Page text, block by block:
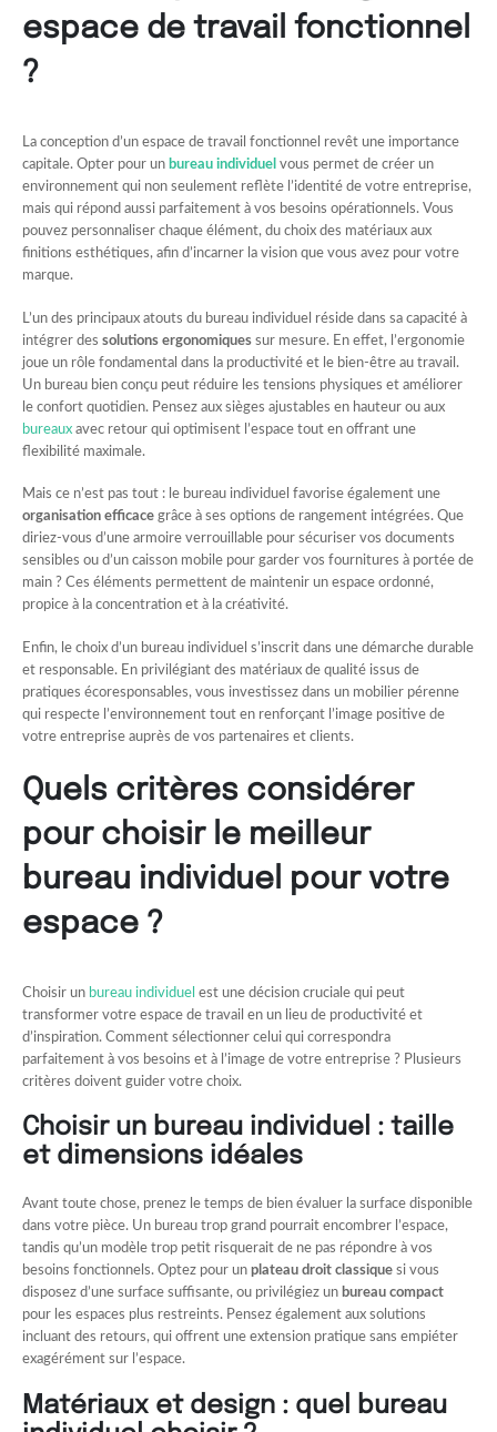
espace de travail fonctionnel
?
La conception d’un espace de travail fonctionnel revêt une importance
capitale. Opter pour un bureau individuel vous permet de créer un
environnement qui non seulement reflète l’identité de votre entreprise,
mais qui répond aussi parfaitement à vos besoins opérationnels. Vous
pouvez personnaliser chaque élément, du choix des matériaux aux
finitions esthétiques, afin d’incarner la vision que vous avez pour votre
marque.
L’un des principaux atouts du bureau individuel réside dans sa capacité à
intégrer des solutions ergonomiques sur mesure. En effet, l’ergonomie
joue un rôle fondamental dans la productivité et le bien-être au travail.
Un bureau bien conçu peut réduire les tensions physiques et améliorer
le confort quotidien. Pensez aux sièges ajustables en hauteur ou aux
bureaux avec retour qui optimisent l’espace tout en offrant une
flexibilité maximale.
Mais ce n’est pas tout : le bureau individuel favorise également une
organisation efficace grâce à ses options de rangement intégrées. Que
diriez-vous d’une armoire verrouillable pour sécuriser vos documents
sensibles ou d’un caisson mobile pour garder vos fournitures à portée de
main ? Ces éléments permettent de maintenir un espace ordonné,
propice à la concentration et à la créativité.
Enfin, le choix d’un bureau individuel s’inscrit dans une démarche durable
et responsable. En privilégiant des matériaux de qualité issus de
pratiques écoresponsables, vous investissez dans un mobilier pérenne
qui respecte l’environnement tout en renforçant l’image positive de
votre entreprise auprès de vos partenaires et clients.
Quels critères considérer
pour choisir le meilleur
bureau individuel pour votre
espace ?
Choisir un bureau individuel est une décision cruciale qui peut
transformer votre espace de travail en un lieu de productivité et
d’inspiration. Comment sélectionner celui qui correspondra
parfaitement à vos besoins et à l’image de votre entreprise ? Plusieurs
critères doivent guider votre choix.
Choisir un bureau individuel : taille
et dimensions idéales
Avant toute chose, prenez le temps de bien évaluer la surface disponible
dans votre pièce. Un bureau trop grand pourrait encombrer l’espace,
tandis qu’un modèle trop petit risquerait de ne pas répondre à vos
besoins fonctionnels. Optez pour un plateau droit classique si vous
disposez d’une surface suffisante, ou privilégiez un bureau compact
pour les espaces plus restreints. Pensez également aux solutions
incluant des retours, qui offrent une extension pratique sans empiéter
exagérément sur l’espace.
Matériaux et design : quel bureau